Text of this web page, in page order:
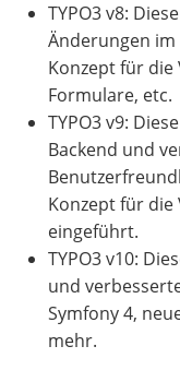
TYPO3 v8:
Änderungen im
Konzept für
Formulare, etc.
TYPO3 v9:
Backend und
Konzept für
eingeführt.
TYPO3 v10:
und
Symfony 4,
mehr.